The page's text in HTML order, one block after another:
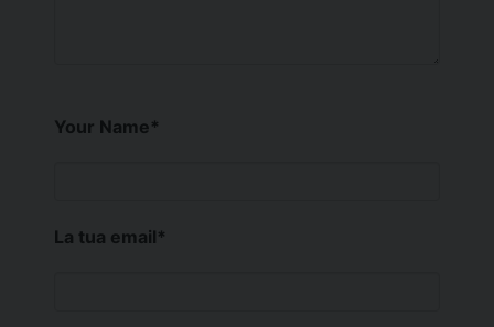
Your Name*
La tua email*